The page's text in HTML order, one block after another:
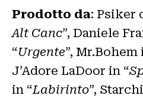
Prodotto da: Psiker
Alt Canc”, Daniele
“Urgente”, Mr.Bohem
J’Adore LaDoor in “
in “Labirinto”,